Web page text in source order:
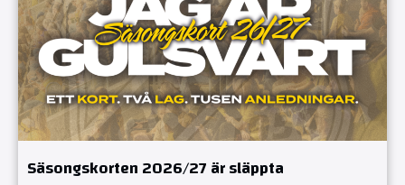
Säsongskorten 2026/27 är släppta